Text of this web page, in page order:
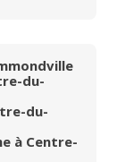
du-
du-
à Centre-